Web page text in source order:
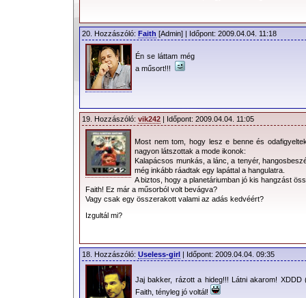
20. Hozzászóló: Faith [Admin] | Időpont: 2009.04.04. 11:18
Én se láttam még
a műsort!!!
19. Hozzászóló: vik242 | Időpont: 2009.04.04. 11:05
Most nem tom, hogy lesz e benne és
nagyon látszottak a mode ikonok:
Kalapácsos munkás, a lánc, a tenyér,
még inkább ráadtak egy lapáttal a hangulatra.
A biztos, hogy a planetáriumban jó kis hangzást
Faith! Ez már a műsorból volt bevágva?
Vagy csak egy összerakott valami az adás kedvéért?
Izgultál mi?
18. Hozzászóló: Useless-girl | Időpont: 2009.04.04. 09:35
Jaj bakker, rázott a hideg!!! Látni akarom!
Faith, tényleg jó voltál!